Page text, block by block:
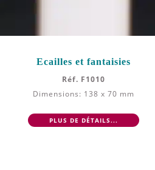
Ecailles et fantaisies
Réf. F1010
Dimensions: 138 x 70 mm
PLUS DE DÉTAILS...